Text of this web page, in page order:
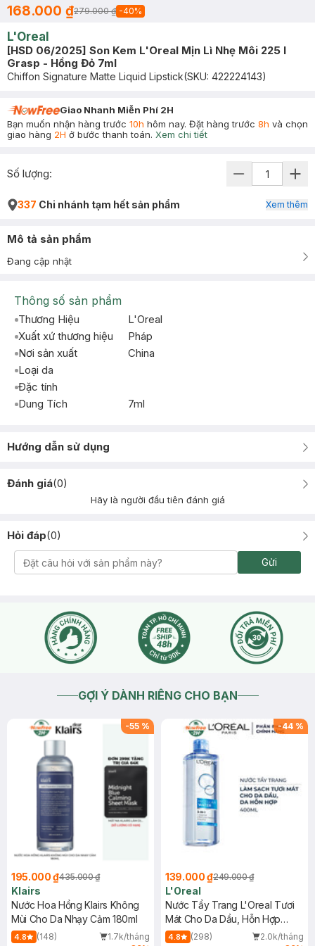
168.000 ₫279.000 ₫ -40%
L'Oreal
[HSD 06/2025] Son Kem L'Oreal Mịn Lì Nhẹ Môi 225 I
Grasp - Hồng Đỏ 7ml
Chiffon Signature Matte Liquid Lipstick(SKU: 422224143)
Giao Nhanh Miễn Phí 2H
Bạn muốn nhận hàng trước 10h hôm nay. Đặt hàng trước 8h và chọn
giao hàng 2H ở bước thanh toán. Xem chi tiết
Số lượng:
337 Chi nhánh tạm hết sản phẩm Xem thêm
Mô tả sản phẩm
Đang cập nhật
Thông số sản phẩm
Thương Hiệu
L'Oreal
Xuất xứ thương hiệu
Pháp
Nơi sản xuất
China
Loại da
Đặc tính
Dung Tích
7ml
Hướng dẫn sử dụng
Đánh giá(0)
Hãy là người đầu tiên đánh giá
Hỏi đáp(0)
Gửi
GỢI Ý DÀNH RIÊNG CHO BẠN
-55 %
195.000 ₫435.000 ₫
Klairs
Nước Hoa Hồng Klairs Không
Mùi Cho Da Nhạy Cảm 180ml
4.8 (148)
1.7k/tháng
-44 %
139.000 ₫249.000 ₫
L'Oreal
Nước Tẩy Trang L'Oreal Tươi
Mát Cho Da Dầu, Hỗn Hợp
400ml
4.8 (298)
2.0k/tháng